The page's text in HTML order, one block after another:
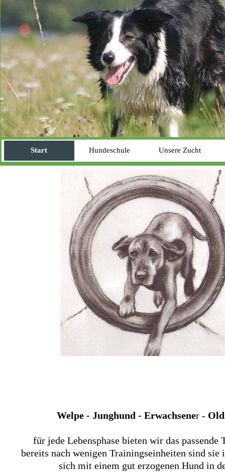
Start Hundeschule Unsere Zucht
Welpe - Junghund - Erwachsener -
für jede Lebensphase bieten wir das passende
bereits nach wenigen Trainingseinheiten sind sie
sich mit einem gut erzogenen Hund in